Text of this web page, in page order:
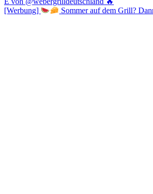
[Werbung] Sommer auf dem Grill?